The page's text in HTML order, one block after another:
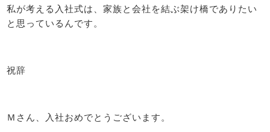
私が考える入社式は、家族と会社を結ぶ架け橋でありたい
と思っているんです。
祝辞
Ｍさん、入社おめでとうございます。